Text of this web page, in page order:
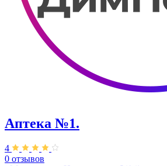
Аптека №1.
4
0 отзывов